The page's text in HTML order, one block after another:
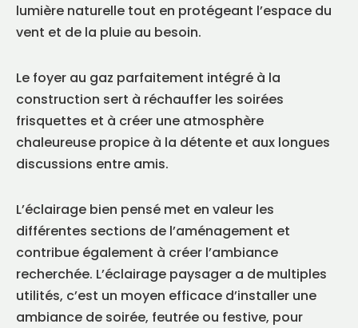
lumière naturelle tout en protégeant l’espace du
vent et de la pluie au besoin.
Le foyer au gaz parfaitement intégré à la
construction sert à réchauffer les soirées
frisquettes et à créer une atmosphère
chaleureuse propice à la détente et aux longues
discussions entre amis.
L’éclairage bien pensé met en valeur les
différentes sections de l’aménagement et
contribue également à créer l’ambiance
recherchée. L’éclairage paysager a de multiples
utilités, c’est un moyen efficace d’installer une
ambiance de soirée, feutrée ou festive, pour